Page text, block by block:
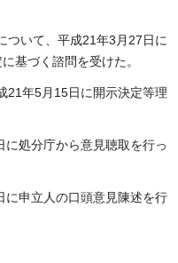
ついて、平成21年3月27日に
基づく諮問を受けた。
21年5月15日に開示決定等理
処分庁から意見聴取を行っ
申立人の口頭意見陳述を行